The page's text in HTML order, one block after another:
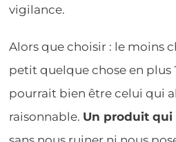
vigilance.
Alors que choisir : le moins
petit quelque chose en plus
pourrait bien être celui qui
raisonnable. Un produit qui